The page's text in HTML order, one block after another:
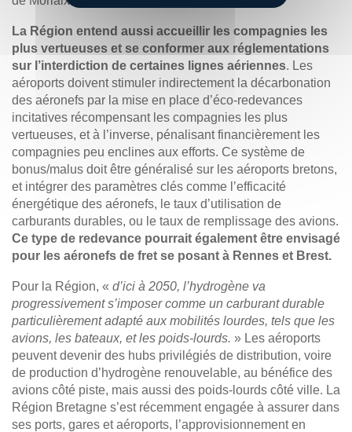
La Région entend aussi accueillir les compagnies les
plus vertueuses et se conformer aux réglementations
sur l’interdiction de certaines lignes aériennes. Les
aéroports doivent stimuler indirectement la décarbonation
des aéronefs par la mise en place d’éco-redevances
incitatives récompensant les compagnies les plus
vertueuses, et à l’inverse, pénalisant financièrement les
compagnies peu enclines aux efforts. Ce système de
bonus/malus doit être généralisé sur les aéroports bretons,
et intégrer des paramètres clés comme l’efficacité
énergétique des aéronefs, le taux d’utilisation de
carburants durables, ou le taux de remplissage des avions.
Ce type de redevance pourrait également être envisagé
pour les aéronefs de fret se posant à Rennes et Brest.
Pour la Région, « d’ici à 2050, l’hydrogène va
progressivement s’imposer comme un carburant durable
particulièrement adapté aux mobilités lourdes, tels que les
avions, les bateaux, et les poids-lourds. » Les aéroports
peuvent devenir des hubs privilégiés de distribution, voire
de production d’hydrogène renouvelable, au bénéfice des
avions côté piste, mais aussi des poids-lourds côté ville. La
Région Bretagne s’est récemment engagée à assurer dans
ses ports, gares et aéroports, l’approvisionnement en